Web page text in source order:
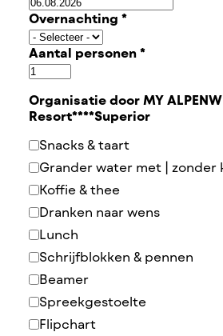
Overnachting *
Aantal personen *
Organisatie door MY
Resort****Superior
Snacks & taart
Grander water met | zonder
Koffie & thee
Dranken naar wens
Lunch
Schrijfblokken & pennen
Beamer
Spreekgestoelte
Flipchart